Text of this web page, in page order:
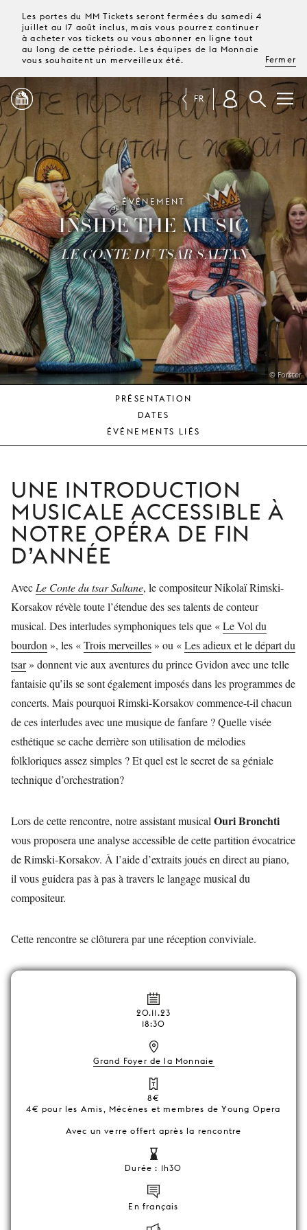
Les portes du MM Tickets seront fermées du samedi 4
juillet au 17 août inclus, mais vous pourrez continuer
à acheter vos tickets ou vous abonner en ligne tout
au long de cette période. Les équipes de la Monnaie
vous souhaitent un merveilleux été.
Fermer
PROGRAMME
TICKETS &
ABONNEMENTS
VOTRE
VISITE
JEUNE
PUBLIC
LA
MONNAIE
SOUTENIR
FR
© Forster
ÉVÉNEMENT
INSIDE THE MUSIC
LE CONTE DU TSAR SALTAN
PRÉSENTATION
DATES
ÉVÉNEMENTS LIÉS
UNE INTRODUCTION
MUSICALE ACCESSIBLE À
NOTRE OPÉRA DE FIN
D’ANNÉE
Avec Le Conte du tsar Saltane, le compositeur Nikolaï Rimski-
Korsakov révèle toute l’étendue des ses talents de conteur
musical. Des interludes symphoniques tels que «Le Vol du
bourdon », les «Trois merveilles» ou «Les adieux et le départ du
tsar» donnent vie aux aventures du prince Gvidon avec une telle
fantaisie qu’ils se sont également imposés dans les programmes de
concerts. Mais pourquoi Rimski-Korsakov commence-t-il chacun
de ces interludes avec une musique de fanfare ? Quelle visée
esthétique se cache derrière son utilisation de mélodies
folkloriques assez simples ? Et quel est le secret de sa géniale
technique d’orchestration?
Lors de cette rencontre, notre assistant musical Ouri Bronchti
vous proposera une analyse accessible de cette partition évocatrice
de Rimski-Korsakov. À l’aide d’extraits joués en direct au piano,
il vous guidera pas à pas à travers le langage musical du
compositeur.
Cette rencontre se clôturera par une réception conviviale.
20.11.23
18:30
Grand Foyer de la Monnaie
8€
4€ pour les Amis, Mécènes et membres de Young Opera
Avec un verre offert après la rencontre
Durée : 1h30
En français